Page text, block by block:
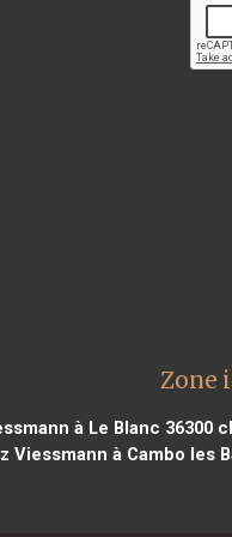
Zone
à Le Blanc 36300
Viessmann à Cambo les